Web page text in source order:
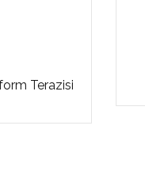
Terazisi